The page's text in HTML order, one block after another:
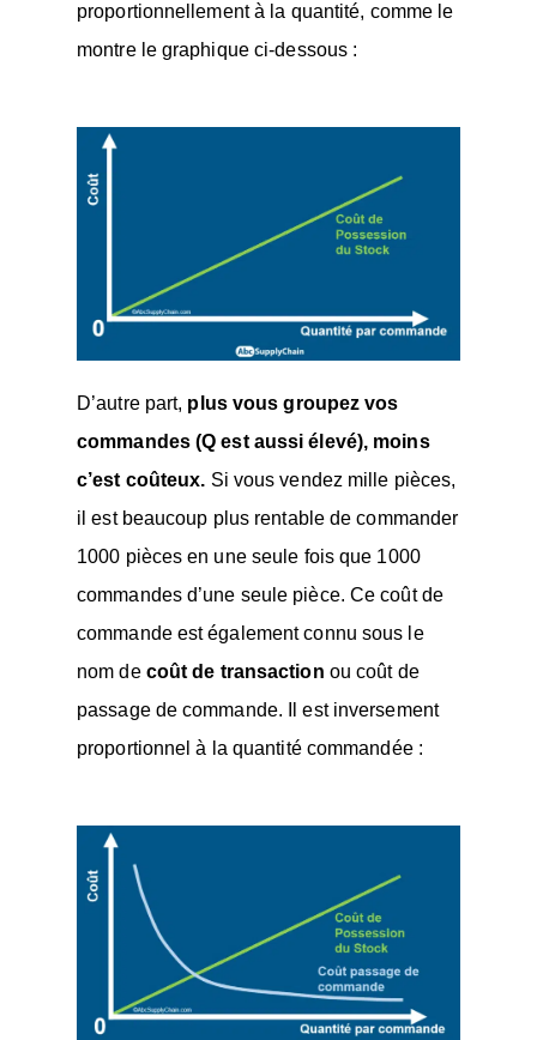
proportionnellement à la quantité, comme le
montre le graphique ci-dessous :
D’autre part, plus vous groupez vos
commandes (Q est aussi élevé), moins
c’est coûteux. Si vous vendez mille pièces,
il est beaucoup plus rentable de commander
1000 pièces en une seule fois que 1000
commandes d’une seule pièce. Ce coût de
commande est également connu sous le
nom de coût de transaction ou coût de
passage de commande. Il est inversement
proportionnel à la quantité commandée :